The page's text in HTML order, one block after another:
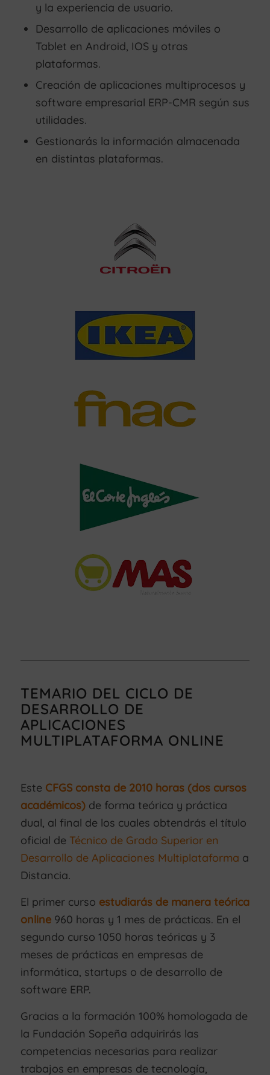
y la experiencia de usuario.
Desarrollo de aplicaciones móviles o
Tablet en Android, IOS y otras
plataformas.
Creación de aplicaciones multiprocesos y
software empresarial ERP-CMR según sus
utilidades.
Gestionarás la información almacenada
en distintas plataformas.
TEMARIO DEL CICLO DE
DESARROLLO DE
APLICACIONES
MULTIPLATAFORMA ONLINE
Este CFGS consta de 2010 horas (dos cursos
académicos)de forma teórica y práctica
dual, al final de los cuales obtendrás el título
oficial de Técnico de Grado Superior en
Desarrollo de Aplicaciones Multiplataforma a
Distancia.
El primer curso estudiarás de manera teórica
online960 horas y 1 mes de prácticas. En el
segundo curso 1050 horas teóricas y 3
meses de prácticas en empresas de
informática, startups o de desarrollo de
software ERP.
Gracias a la formación 100% homologada de
la Fundación Sopeña adquirirás las
competencias necesarias para realizar
trabajos en empresas de tecnología,